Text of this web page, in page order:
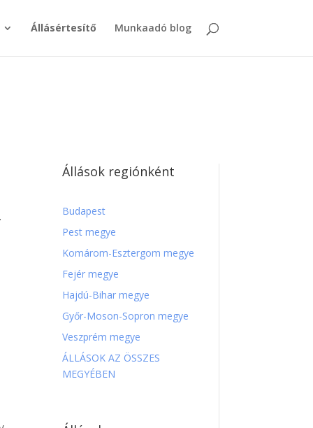
Állásértesítő Munkaadó blog
Állások regiónként
Budapest
Pest megye
Komárom-Esztergom megye
Fejér megye
Hajdú-Bihar megye
Győr-Moson-Sopron megye
Veszprém megye
ÁLLÁSOK AZ ÖSSZES
MEGYÉBEN